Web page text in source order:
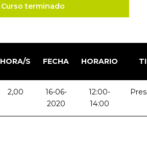
Curso terminado
HORA/S FECHA HORARIO
2,00
16-06-
2020
12:00-
14:00